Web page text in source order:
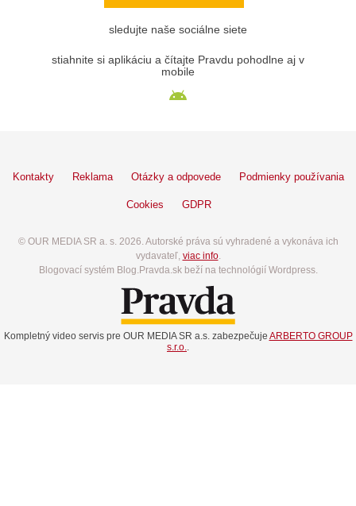
sledujte naše sociálne siete
stiahnite si aplikáciu a čítajte Pravdu pohodlne aj v
mobile
Kontakty Reklama Otázky a odpovede Podmienky používania
Cookies GDPR
© OUR MEDIA SR a. s. 2026. Autorské práva sú vyhradené a vykonáva ich
vydavateľ, viac info.
Blogovací systém Blog.Pravda.sk beží na technológií Wordpress.
Kompletný video servis pre OUR MEDIA SR a.s. zabezpečuje ARBERTO GROUP
s.r.o.